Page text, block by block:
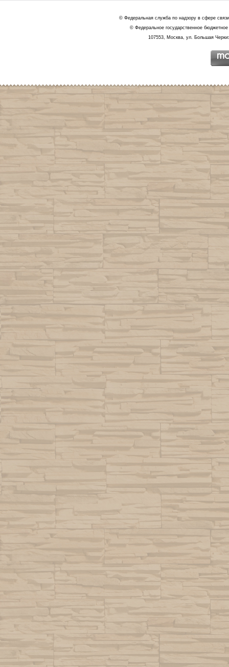
© Федеральная служба по надзору в сфере
© Федеральное государственное
107553, Москва, ул. Большая